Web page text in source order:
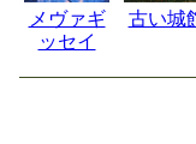
メヴァギ
ッセイ
古い城